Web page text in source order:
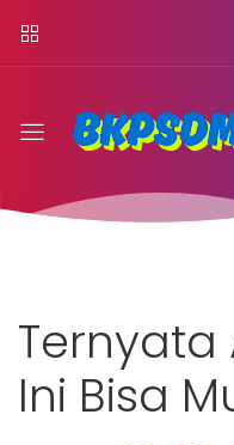
Ternyata
Ini Bisa